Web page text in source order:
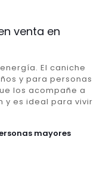
venta en
El caniche
y para personas
los acompañe a
y es ideal para vivir
mayores